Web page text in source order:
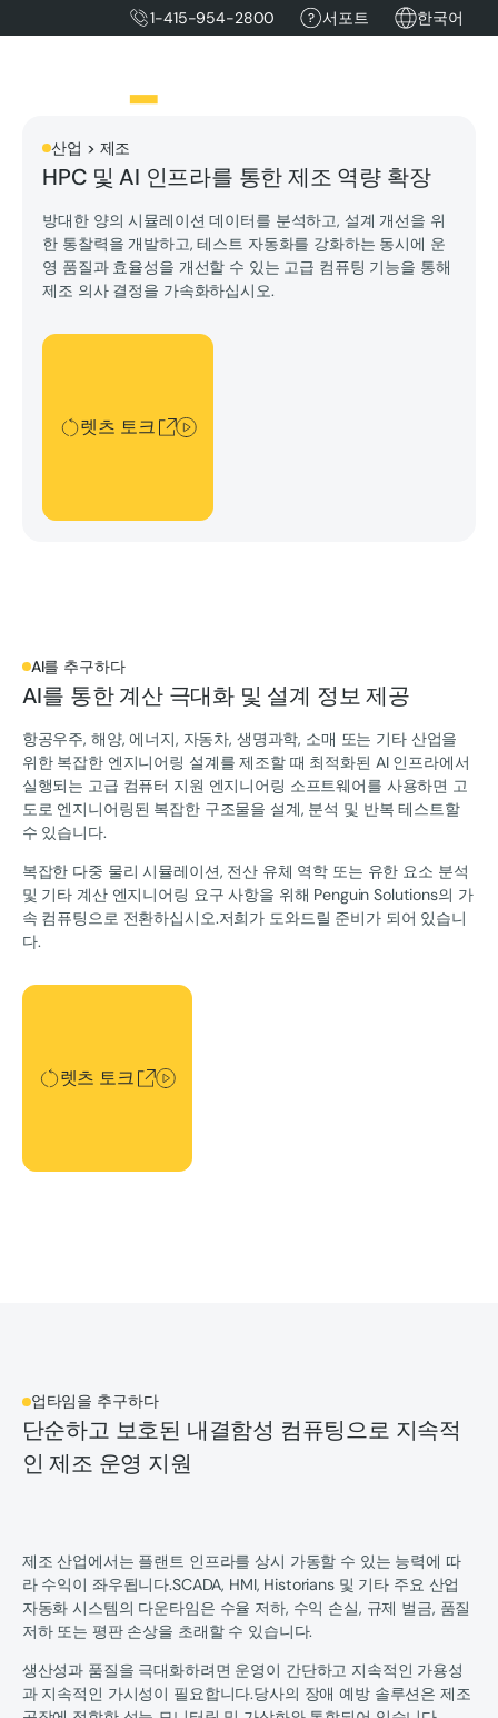
1-415-954-2800 서포트 한국어
산업 > 제조
HPC 및 AI 인프라를 통한 제조 역량 확장
방대한 양의 시뮬레이션 데이터를 분석하고, 설계 개선을 위
한 통찰력을 개발하고, 테스트 자동화를 강화하는 동시에 운
영 품질과 효율성을 개선할 수 있는 고급 컴퓨팅 기능을 통해
제조 의사 결정을 가속화하십시오.
렛츠 토크
렛츠 토크
AI를 추구하다
AI를 통한 계산 극대화 및 설계 정보 제공
항공우주, 해양, 에너지, 자동차, 생명과학, 소매 또는 기타 산업을
위한 복잡한 엔지니어링 설계를 제조할 때 최적화된 AI 인프라에서
실행되는 고급 컴퓨터 지원 엔지니어링 소프트웨어를 사용하면 고
도로 엔지니어링된 복잡한 구조물을 설계, 분석 및 반복 테스트할
수 있습니다.
복잡한 다중 물리 시뮬레이션, 전산 유체 역학 또는 유한 요소 분석
및 기타 계산 엔지니어링 요구 사항을 위해 Penguin Solutions의 가
속 컴퓨팅으로 전환하십시오.저희가 도와드릴 준비가 되어 있습니
다.
렛츠 토크
렛츠 토크
업타임을 추구하다
단순하고 보호된 내결함성 컴퓨팅으로 지속적
인 제조 운영 지원
제조 산업에서는 플랜트 인프라를 상시 가동할 수 있는 능력에 따
라 수익이 좌우됩니다.SCADA, HMI, Historians 및 기타 주요 산업
자동화 시스템의 다운타임은 수율 저하, 수익 손실, 규제 벌금, 품질
저하 또는 평판 손상을 초래할 수 있습니다.
생산성과 품질을 극대화하려면 운영이 간단하고 지속적인 가용성
과 지속적인 가시성이 필요합니다.당사의 장애 예방 솔루션은 제조